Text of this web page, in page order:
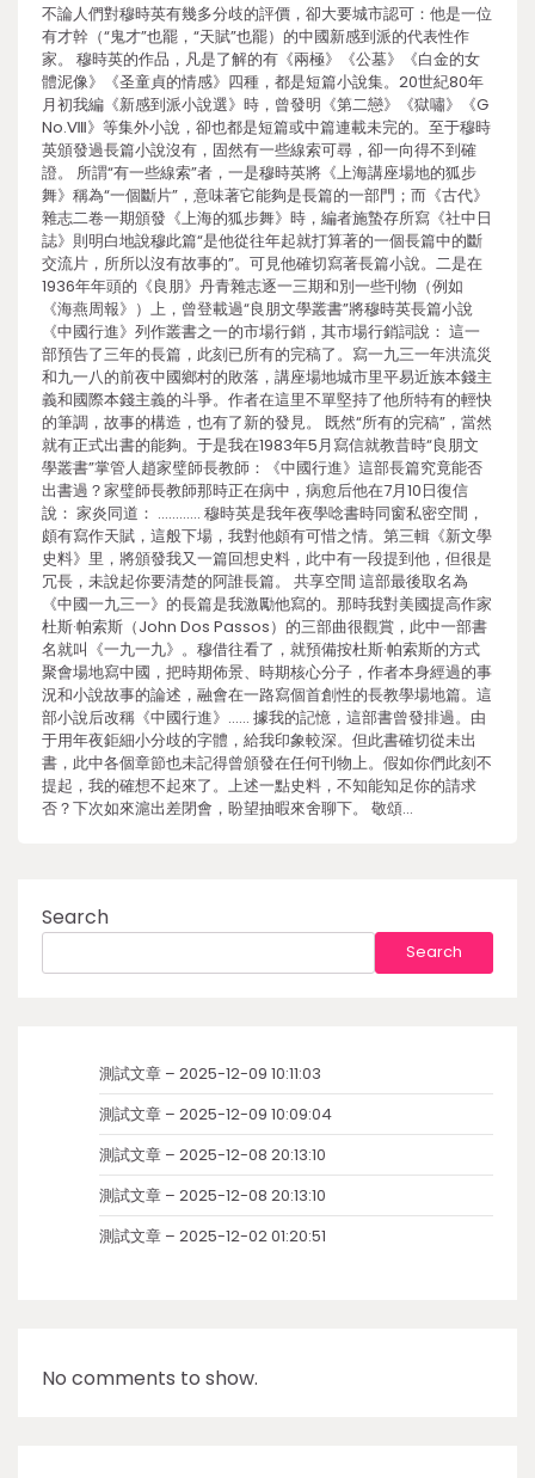
不論人們對穆時英有幾多分歧的評價，卻大要城市認可：他是一位
有才幹（“鬼才”也罷，“天賦”也罷）的中國新感到派的代表性作
家。 穆時英的作品，凡是了解的有《兩極》《公墓》《白金的女
體泥像》《圣童貞的情感》四種，都是短篇小說集。20世紀80年
月初我編《新感到派小說選》時，曾發明《第二戀》《獄嘯》《G
No.Ⅷ》等集外小說，卻也都是短篇或中篇連載未完的。至于穆時
英頒發過長篇小說沒有，固然有一些線索可尋，卻一向得不到確
證。 所謂“有一些線索”者，一是穆時英將《上海講座場地的狐步
舞》稱為“一個斷片”，意味著它能夠是長篇的一部門；而《古代》
雜志二卷一期頒發《上海的狐步舞》時，編者施蟄存所寫《社中日
誌》則明白地說穆此篇“是他從往年起就打算著的一個長篇中的斷
交流片，所所以沒有故事的”。可見他確切寫著長篇小說。二是在
1936年年頭的《良朋》丹青雜志逐一三期和別一些刊物（例如
《海燕周報》）上，曾登載過“良朋文學叢書”將穆時英長篇小說
《中國行進》列作叢書之一的市場行銷，其市場行銷詞說： 這一
部預告了三年的長篇，此刻已所有的完稿了。寫一九三一年洪流災
和九一八的前夜中國鄉村的敗落，講座場地城市里平易近族本錢主
義和國際本錢主義的斗爭。作者在這里不單堅持了他所特有的輕快
的筆調，故事的構造，也有了新的發見。 既然“所有的完稿”，當然
就有正式出書的能夠。于是我在1983年5月寫信就教昔時“良朋文
學叢書”掌管人趙家璧師長教師：《中國行進》這部長篇究竟能否
出書過？家璧師長教師那時正在病中，病愈后他在7月10日復信
說： 家炎同道： ………… 穆時英是我年夜學唸書時同窗私密空間，
頗有寫作天賦，這般下場，我對他頗有可惜之情。第三輯《新文學
史料》里，將頒發我又一篇回想史料，此中有一段提到他，但很是
冗長，未說起你要清楚的阿誰長篇。 共享空間 這部最後取名為
《中國一九三一》的長篇是我激勵他寫的。那時我對美國提高作家
杜斯·帕索斯（John Dos Passos）的三部曲很觀賞，此中一部書
名就叫《一九一九》。穆借往看了，就預備按杜斯·帕索斯的方式
聚會場地寫中國，把時期佈景、時期核心分子，作者本身經過的事
況和小說故事的論述，融會在一路寫個首創性的長教學場地篇。這
部小說后改稱《中國行進》…… 據我的記憶，這部書曾發排過。由
于用年夜鉅細小分歧的字體，給我印象較深。但此書確切從未出
書，此中各個章節也未記得曾頒發在任何刊物上。假如你們此刻不
提起，我的確想不起來了。上述一點史料，不知能知足你的請求
否？下次如來滬出差閉會，盼望抽暇來舍聊下。 敬頌…
Search
Search
測試文章 – 2025-12-09 10:11:03
測試文章 – 2025-12-09 10:09:04
測試文章 – 2025-12-08 20:13:10
測試文章 – 2025-12-08 20:13:10
測試文章 – 2025-12-02 01:20:51
No comments to show.